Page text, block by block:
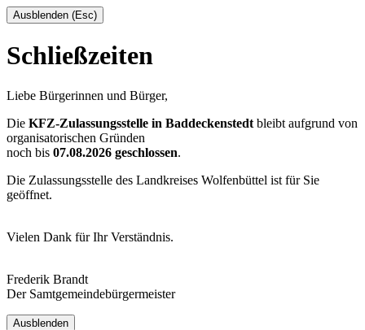
Ausblenden (Esc)
Schließzeiten
Liebe Bürgerinnen und Bürger,
Die KFZ-Zulassungsstelle in Baddeckenstedt bleibt aufgrund von
organisatorischen Gründen
noch bis 07.08.2026 geschlossen.
Die Zulassungsstelle des Landkreises Wolfenbüttel ist für Sie
geöffnet.
Vielen Dank für Ihr Verständnis.
Frederik Brandt
Der Samtgemeindebürgermeister
Ausblenden